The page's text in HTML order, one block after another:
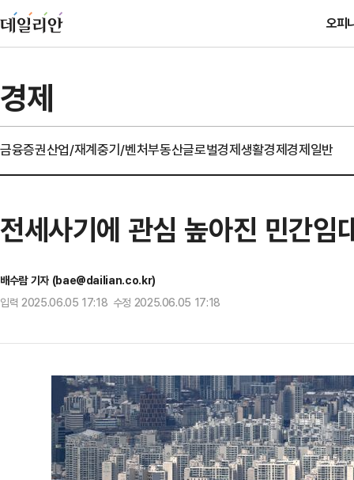
오피
경제
금융증권산업/재계중기/벤처부동산글로벌경제생활경제경제일반
전세사기에 관심 높아진 민간
배수람 기자 (bae@dailian.co.kr)
입력 2025.06.05 17:18 수정 2025.06.05 17:18